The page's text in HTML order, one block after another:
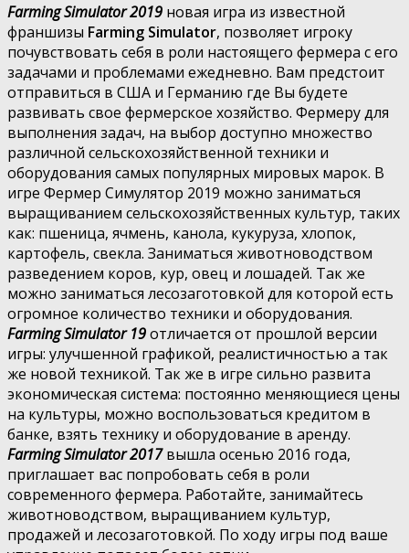
Farming Simulator 2019 новая игра из известной
франшизы Farming Simulator, позволяет игроку
почувствовать себя в роли настоящего фермера с его
задачами и проблемами ежедневно. Вам предстоит
отправиться в США и Германию где Вы будете
развивать свое фермерское хозяйство. Фермеру для
выполнения задач, на выбор доступно множество
различной сельскохозяйственной техники и
оборудования самых популярных мировых марок. В
игре Фермер Симулятор 2019 можно заниматься
выращиванием сельскохозяйственных культур, таких
как: пшеница, ячмень, канола, кукуруза, хлопок,
картофель, свекла. Заниматься животноводством
разведением коров, кур, овец и лошадей. Так же
можно заниматься лесозаготовкой для которой есть
огромное количество техники и оборудования.
Farming Simulator 19отличается от прошлой версии
игры: улучшенной графикой, реалистичностью а так
же новой техникой. Так же в игре сильно развита
экономическая система: постоянно меняющиеся цены
на культуры, можно воспользоваться кредитом в
банке, взять технику и оборудование в аренду.
Farming Simulator 2017вышла осенью 2016 года,
приглашает вас попробовать себя в роли
современного фермера. Работайте, занимайтесь
животноводством, выращиванием культур,
продажей и лесозаготовкой. По ходу игры под ваше